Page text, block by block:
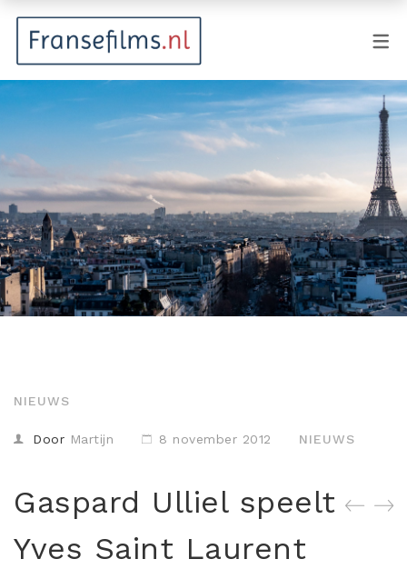
Animatie
Documentaire
Drama
Fantasy
Horror
Misdaad
Musical
Romantische komedie
Thriller
NIEUWS
Door Martijn 8 november 2012 NIEUWS
Gaspard Ulliel speelt
Yves Saint Laurent